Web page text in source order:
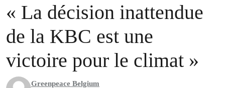
« La décision inattendue
de la KBC est une
victoire pour le climat »
Greenpeace Belgium